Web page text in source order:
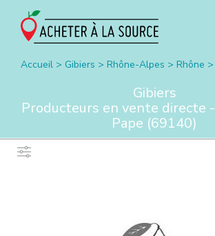
Accueil > Gibiers > Rhône-Alpes > Rhône >
Gibiers
Producteurs en vente directe -
Pape (69140)